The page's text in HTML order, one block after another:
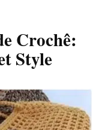
Crochê:
Style